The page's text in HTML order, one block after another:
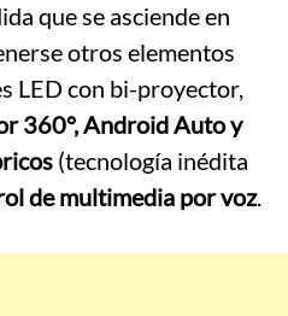
que se asciende en
otros elementos
LED con bi-proyector,
360°, Android Auto y
(tecnología inédita
de multimedia por voz.